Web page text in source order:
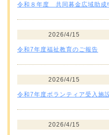
令和８年度 共同募金広域助成
2026/4/15
令和7年度福祉教育のご報告
2026/4/15
令和7年度ボランティア受入施
2026/4/15